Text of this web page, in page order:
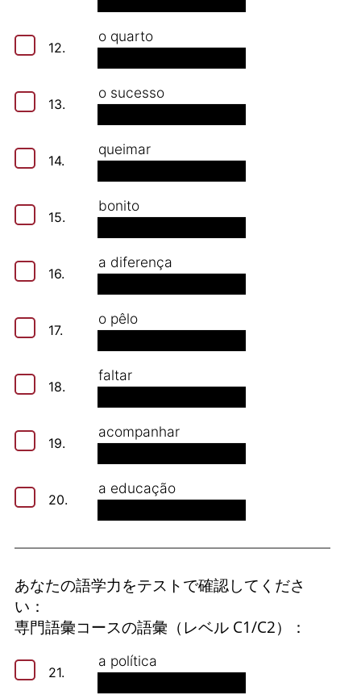
12.
o quarto
13.
o sucesso
14.
queimar
15.
bonito
16.
a diferença
17.
o pêlo
18.
faltar
19.
acompanhar
20.
a educação
あなたの語学力をテストで確認してくださ
い：
専門語彙コースの語彙（レベル C1/C2）：
21.
a política